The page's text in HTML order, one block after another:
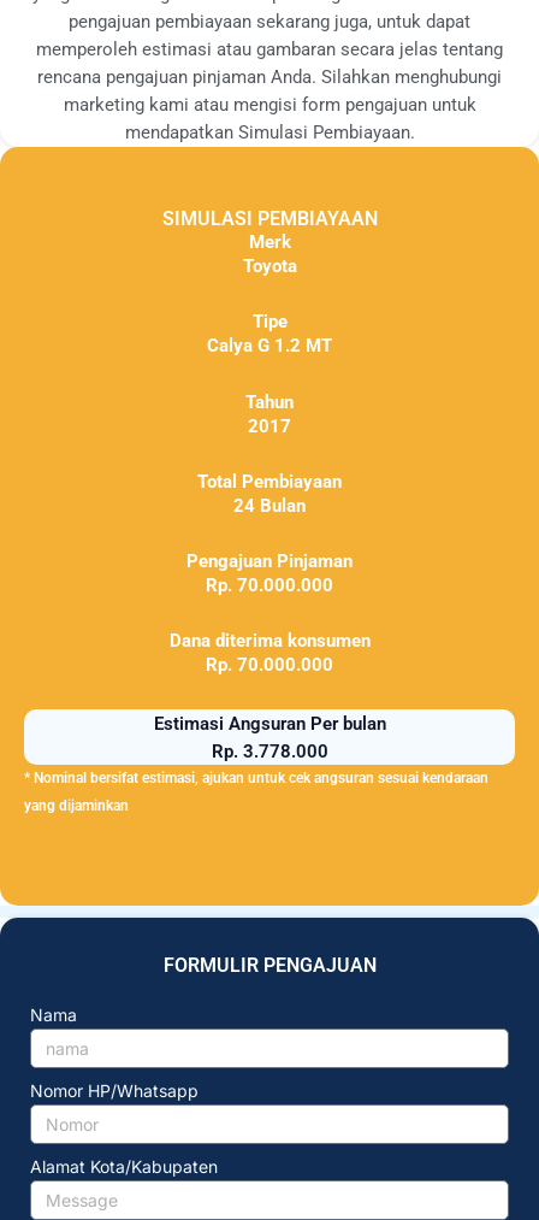
pengajuan pembiayaan sekarang juga, untuk dapat
memperoleh estimasi atau gambaran secara jelas tentang
rencana pengajuan pinjaman Anda. Silahkan menghubungi
marketing kami atau mengisi form pengajuan untuk
mendapatkan Simulasi Pembiayaan.
SIMULASI PEMBIAYAAN
Merk
Toyota
Tipe
Calya G 1.2 MT
Tahun
2017
Total Pembiayaan
24 Bulan
Pengajuan Pinjaman
Rp. 70.000.000
Dana diterima konsumen
Rp. 70.000.000
Estimasi Angsuran Per bulan
Rp. 3.778.000
* Nominal bersifat estimasi, ajukan untuk cek angsuran sesuai kendaraan
yang dijaminkan
FORMULIR PENGAJUAN
Nama
Nomor HP/Whatsapp
Alamat Kota/Kabupaten